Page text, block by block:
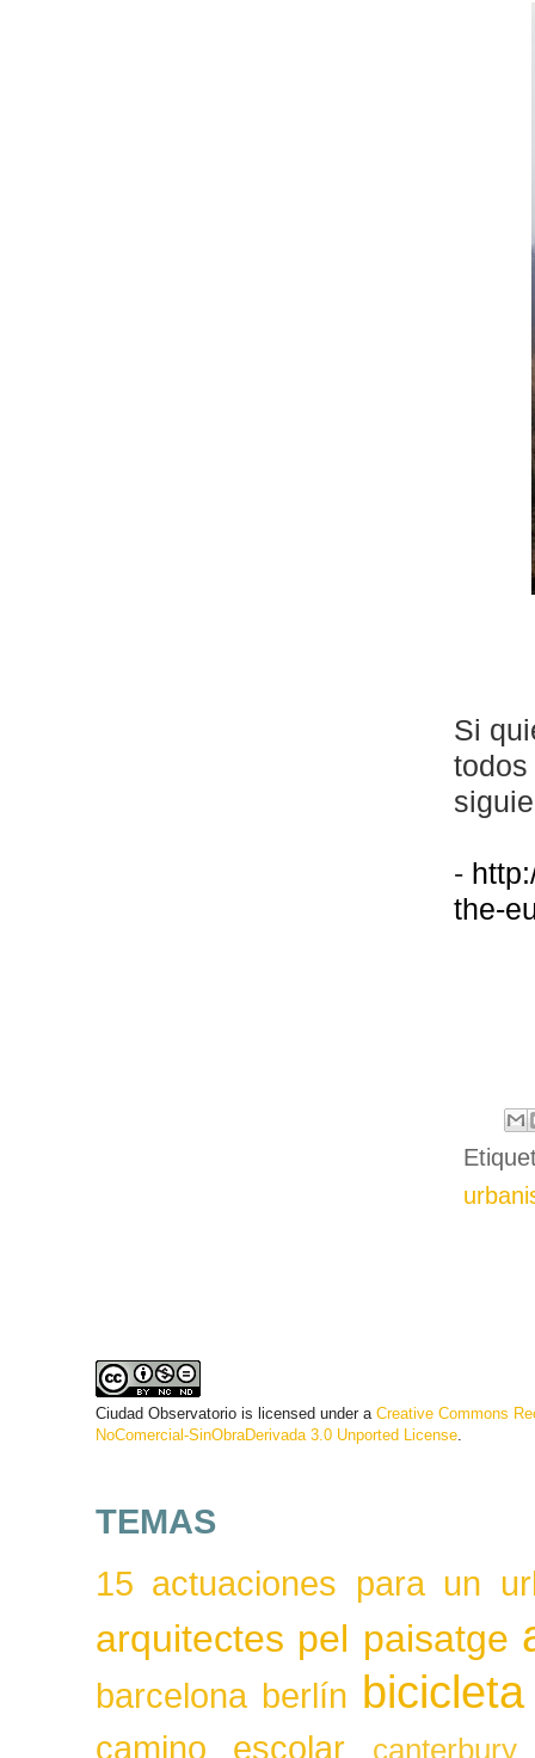
Si
todos
-
the-
Ciudad Observatorio is licensed under a Creative Commons
NoComercial-SinObraDerivada 3.0 Unported License.
TEMAS
15 actuaciones para un
arquitectes pel paisatge
barcelona berlín bicicleta
camino escolar canterbury